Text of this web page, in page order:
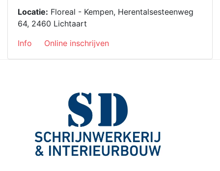
Locatie: Floreal - Kempen, Herentalsesteenweg
64, 2460 Lichtaart
Info
Online inschrijven